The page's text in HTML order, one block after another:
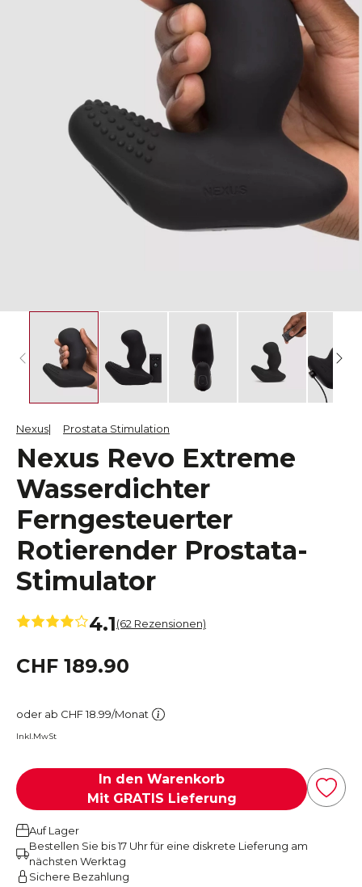
Nexus Prostata Stimulation
Nexus Revo Extreme
Wasserdichter
Ferngesteuerter
Rotierender Prostata-
Stimulator
4.1(62 Rezensionen)
CHF 189.90
oder ab CHF 18.99/Monat
Inkl.MwSt
In den Warenkorb
Mit GRATIS Lieferung
Auf Lager
Bestellen Sie bis 17 Uhr für eine diskrete Lieferung am
nächsten Werktag
Sichere Bezahlung